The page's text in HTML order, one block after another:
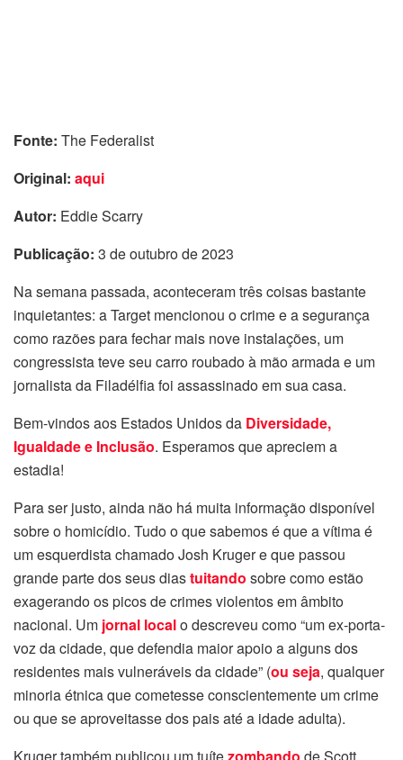
Fonte: The Federalist
Original: aqui
Autor: Eddie Scarry
Publicação: 3 de outubro de 2023
Na semana passada, aconteceram três coisas bastante
inquietantes: a Target mencionou o crime e a segurança
como razões para fechar mais nove instalações, um
congressista teve seu carro roubado à mão armada e um
jornalista da Filadélfia foi assassinado em sua casa.
Bem-vindos aos Estados Unidos da Diversidade,
Igualdade e Inclusão. Esperamos que apreciem a
estadia!
Para ser justo, ainda não há muita informação disponível
sobre o homicídio. Tudo o que sabemos é que a vítima é
um esquerdista chamado Josh Kruger e que passou
grande parte dos seus diastuitando sobre como estão
exagerando os picos de crimes violentos em âmbito
nacional. Um jornal localo descreveu como “um ex-porta-
voz da cidade, que defendia maior apoio a alguns dos
residentes mais vulneráveis da cidade” (ou seja, qualquer
minoria étnica que cometesse conscientemente um crime
ou que se aproveitasse dos pais até a idade adulta).
Kruger também publicou um tuítezombando de Scott